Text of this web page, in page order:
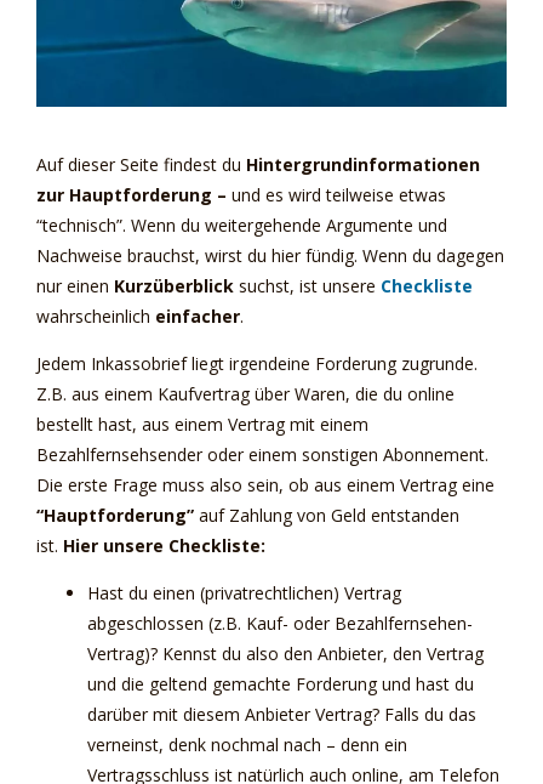
Auf dieser Seite findest du Hintergrundinformationen
zur Hauptforderung – und es wird teilweise etwas
“technisch”. Wenn du weitergehende Argumente und
Nachweise brauchst, wirst du hier fündig. Wenn du dagegen
nur einen Kurzüberblick suchst, ist unsere Checkliste
wahrscheinlich einfacher.
Jedem Inkassobrief liegt irgendeine Forderung zugrunde.
Z.B. aus einem Kaufvertrag über Waren, die du online
bestellt hast, aus einem Vertrag mit einem
Bezahlfernsehsender oder einem sonstigen Abonnement.
Die erste Frage muss also sein, ob aus einem Vertrag eine
“Hauptforderung” auf Zahlung von Geld entstanden
ist. Hier unsere Checkliste:
Hast du einen (privatrechtlichen) Vertrag
abgeschlossen (z.B. Kauf- oder Bezahlfernsehen-
Vertrag)? Kennst du also den Anbieter, den Vertrag
und die geltend gemachte Forderung und hast du
darüber mit diesem Anbieter Vertrag? Falls du das
verneinst, denk nochmal nach – denn ein
Vertragsschluss ist natürlich auch online, am Telefon